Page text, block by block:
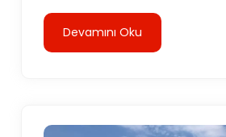
Devamını Oku